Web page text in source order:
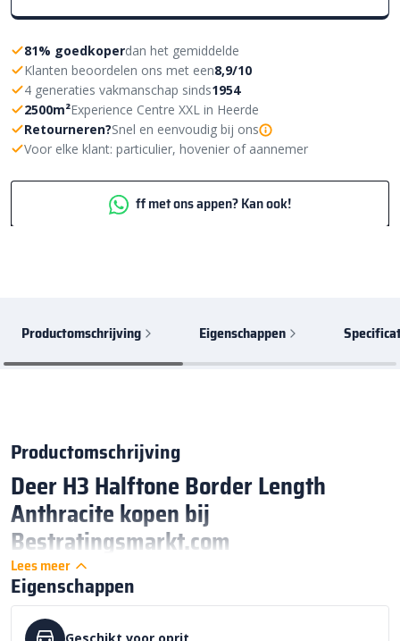
81% goedkoperdan het gemiddelde
Klanten beoordelen ons met een8,9/10
4 generaties vakmanschap sinds1954
2500m²Experience Centre XXL in Heerde
Retourneren?Snel en eenvoudig bij ons
Voor elke klant: particulier, hovenier of aannemer
ff met ons appen? Kan ook!
Productomschrijving Eigenschappen
Productomschrijving
Deer H3 Halftone Border Length
Anthracite kopen bij
Bestratingsmarkt.com
Waterdoorlatende grasdallen met stijl
De Deer H3 Halftone Border Length Anthracite is een
innovatieve grasdal uit de
Lees meer
Eigenschappen